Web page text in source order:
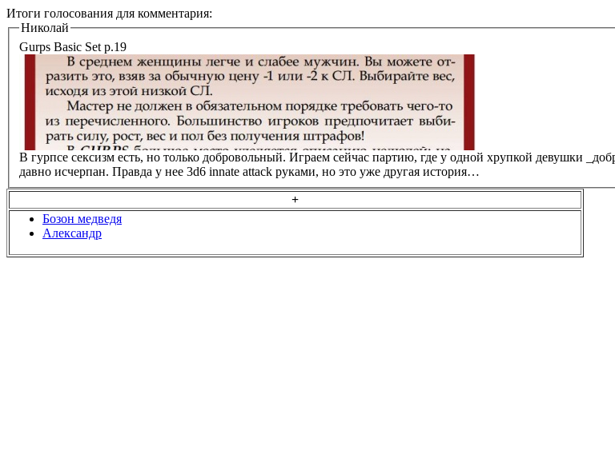
Итоги голосования для комментария:
Николай
Gurps Basic Set p.19
В гурпсе сексизм есть, но только добровольный. Играем сейчас партию, где у одной хрупкой девушки
давно исчерпан. Правда у нее 3d6 innate attack руками, но это уже другая история…
+
Бозон медведя
Александр